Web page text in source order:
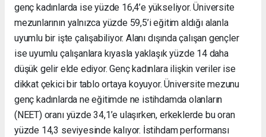
genç kadınlarda ise yüzde 16,4’e yükseliyor. Üniversite
mezunlarının yalnızca yüzde 59,5’i eğitim aldığı alanla
uyumlu bir işte çalışabiliyor. Alanı dışında çalışan gençler
ise uyumlu çalışanlara kıyasla yaklaşık yüzde 14 daha
düşük gelir elde ediyor. Genç kadınlara ilişkin veriler ise
dikkat çekici bir tablo ortaya koyuyor. Üniversite mezunu
genç kadınlarda ne eğitimde ne istihdamda olanların
(NEET) oranı yüzde 34,1’e ulaşırken, erkeklerde bu oran
yüzde 14,3 seviyesinde kalıyor. İstihdam performansı